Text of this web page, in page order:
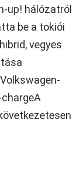
up! hálózatról
be a tokiói
vegyes